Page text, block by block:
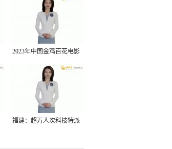
2023年中国金鸡百花电影
节有福电影巡展31日启动
福建：超万人次科技特派